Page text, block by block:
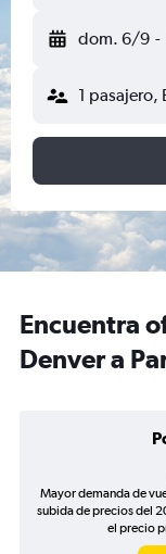
dom. 6/9 -
1 pasajero,
Encuentra
Denver a
Mayor demanda de
subida de precios del
el precio